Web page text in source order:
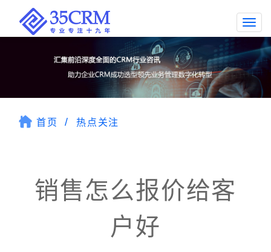
首页 热点关注
销售怎么报价给客
户好